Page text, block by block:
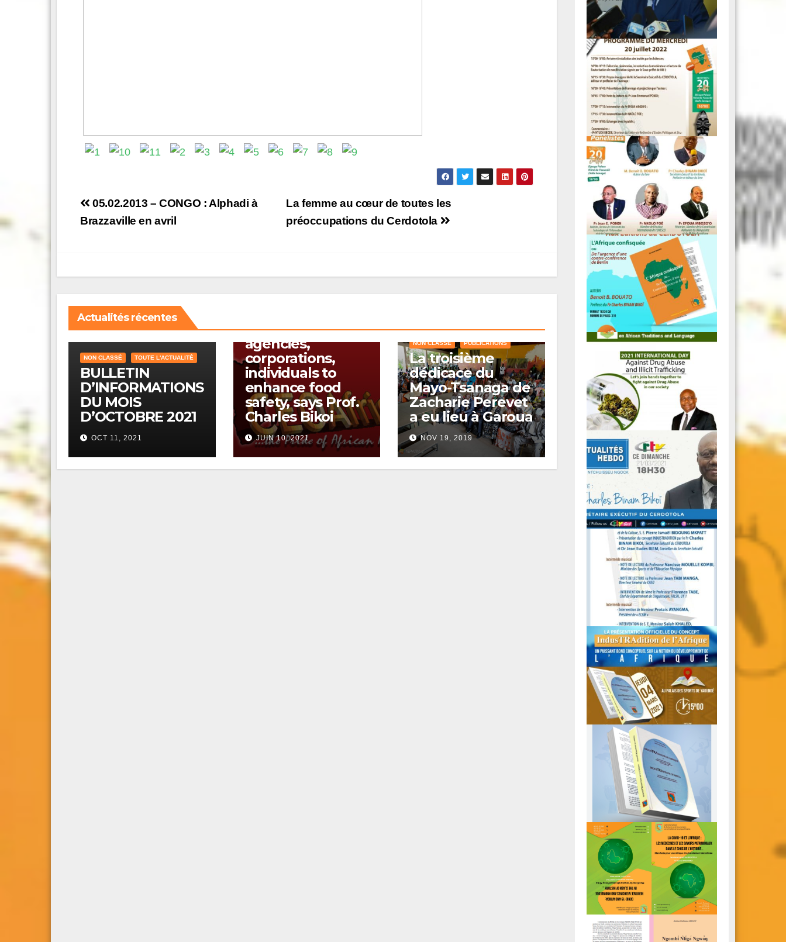
Post
navigation
La femme au cœur de toutes les
préoccupations du Cerdotola
05.02.2013 – CONGO : Alphadi à
Brazzaville en avril
Actualités récentes
NON CLASSÉ TOUTE L'ACTUALITÉ
BULLETIN
D’INFORMATIONS
DU MOIS
D’OCTOBRE 2021
OCT 11, 2021
governmental
agencies,
corporations,
individuals to
enhance food
safety, says Prof.
Charles Bikoi
JUIN 10, 2021
NON CLASSÉ PUBLICATIONS
La troisième
dédicace du
Mayo-Tsanaga de
Zacharie Perevet
a eu lieu à Garoua
NOV 19, 2019